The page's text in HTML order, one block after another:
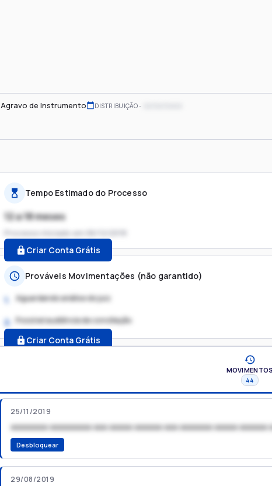
Agravo de Instrumento DISTRIBUIÇÃO
Tempo Estimado do Processo
12 a 18 meses
Processo iniciado em
Criar Conta Grátis
Prováveis Movimentações (não garantido)
1. Aguardando análise do juiz
2. Possível audiência de conciliação
Criar Conta Grátis
MOVIMENTOS
44
25/11/2019
xxxxxxxx xxxxxxxxx xxx xxxxx xxxxxx xxx xxxxxxx xxxxx xxxxxx
Desbloquear
29/08/2019